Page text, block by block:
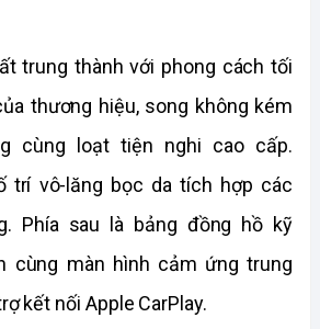
trung thành với phong cách tối
thương hiệu, song không kém
cùng loạt tiện nghi cao cấp.
trí vô-lăng bọc da tích hợp các
Phía sau là bảng đồng hồ kỹ
cùng màn hình cảm ứng trung
kết nối Apple CarPlay.